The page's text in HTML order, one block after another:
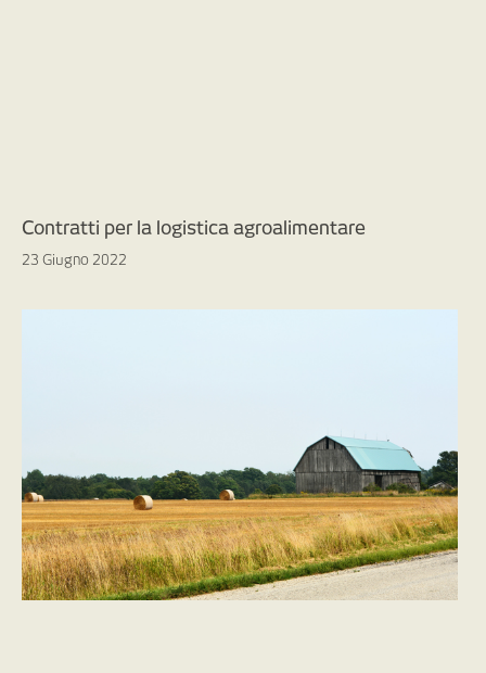
Contratti per la logistica agroalimentare
23 Giugno 2022